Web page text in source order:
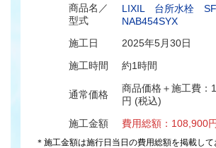
商品名／
型式
LIXIL 台所水栓
NAB454SYX
施工日
2025年5月30日
施工時間
約1時間
通常価格
商品価格＋施工費：
円 (税込)
施工金額
費用総額：108,900
＊施工金額は施行日当日の費用総額を掲載し